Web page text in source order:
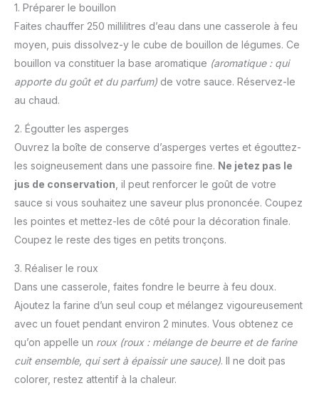
1. Préparer le bouillon
Faites chauffer 250 millilitres d’eau dans une casserole à feu
moyen, puis dissolvez-y le cube de bouillon de légumes. Ce
bouillon va constituer la base aromatique (aromatique : qui
apporte du goût et du parfum) de votre sauce. Réservez-le
au chaud.
2. Égoutter les asperges
Ouvrez la boîte de conserve d’asperges vertes et égouttez-
les soigneusement dans une passoire fine. Ne jetez pas le
jus de conservation , il peut renforcer le goût de votre
sauce si vous souhaitez une saveur plus prononcée. Coupez
les pointes et mettez-les de côté pour la décoration finale.
Coupez le reste des tiges en petits tronçons.
3. Réaliser le roux
Dans une casserole, faites fondre le beurre à feu doux.
Ajoutez la farine d’un seul coup et mélangez vigoureusement
avec un fouet pendant environ 2 minutes. Vous obtenez ce
qu’on appelle un roux (roux : mélange de beurre et de farine
cuit ensemble, qui sert à épaissir une sauce). Il ne doit pas
colorer, restez attentif à la chaleur.